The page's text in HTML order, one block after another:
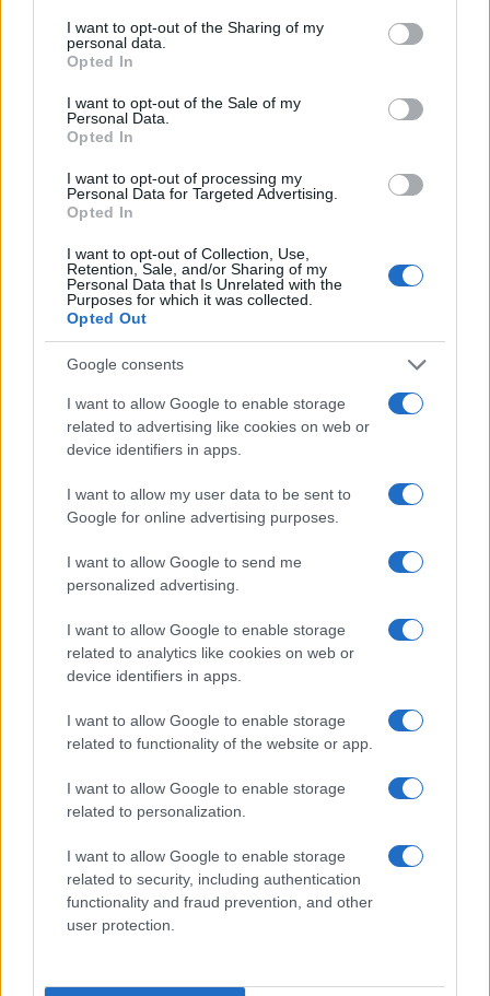
not limited to your visit or usage behaviour. You may click to
grant or deny consent to Google and its third-party tags to
use your data for below specified purposes in below Google
consent section.
I want to opt-out of the Sharing of my
personal data.
Opted In
I want to opt-out of the Sale of my
Personal Data.
Opted In
I want to opt-out of processing my
Personal Data for Targeted Advertising.
Opted In
I want to opt-out of Collection, Use,
Retention, Sale, and/or Sharing of my
Personal Data that Is Unrelated with the
Purposes for which it was collected.
Opted Out
Google consents
I want to allow Google to enable storage
related to advertising like cookies on web or
device identifiers in apps.
I want to allow my user data to be sent to
Google for online advertising purposes.
I want to allow Google to send me
personalized advertising.
I want to allow Google to enable storage
related to analytics like cookies on web or
device identifiers in apps.
I want to allow Google to enable storage
related to functionality of the website or app.
I want to allow Google to enable storage
related to personalization.
I want to allow Google to enable storage
related to security, including authentication
functionality and fraud prevention, and other
user protection.
Continua a leggere
NEWS
Petrolio in calo: Brent a 91,82$, ribassi a due cifre per greggio
Andrea Innocenti · 5 Ago 2026
La macchina usata più affidabile: un investimento che esige
ponderazione